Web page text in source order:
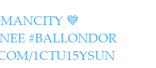
💙
#BALLONDOR
1CTU15YSUN